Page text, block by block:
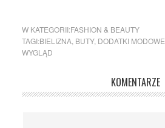
W KATEGORII:FASHION & BEAUTY
TAGI:BIELIZNA, BUTY, DODATKI MODOWE
WYGLĄD
KOMENTARZE